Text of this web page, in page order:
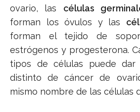
ovario, las células
forman los óvulos y las
forman el tejido de
estrógenos y progesterona.
tipos de células puede
distinto de cáncer de
mismo nombre de las células